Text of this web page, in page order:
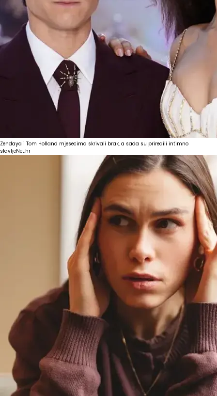
Zendaya i Tom Holland mjesecima skrivali brak, a sada su priredili intimno
slavljeNet.hr